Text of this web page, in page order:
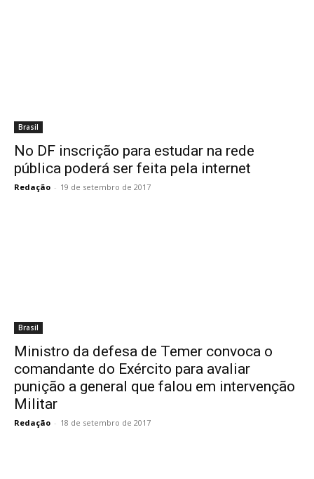
Brasil
No DF inscrição para estudar na rede
pública poderá ser feita pela internet
Redação - 19 de setembro de 2017
Brasil
Ministro da defesa de Temer convoca o
comandante do Exército para avaliar
punição a general que falou em intervenção
Militar
Redação - 18 de setembro de 2017